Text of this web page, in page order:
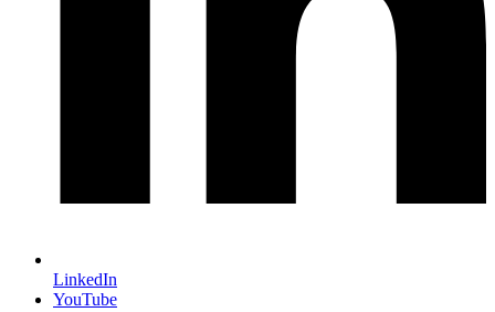
LinkedIn
YouTube